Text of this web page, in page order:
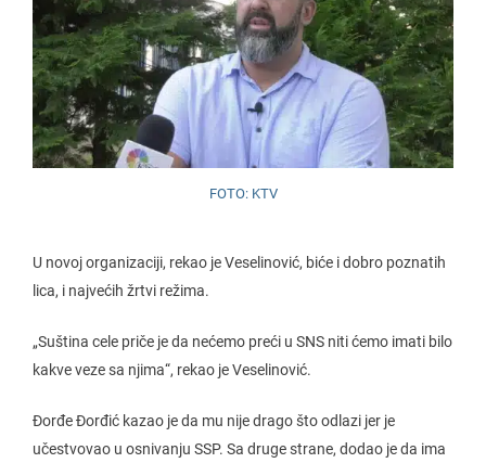
FOTO: KTV
U novoj organizaciji, rekao je Veselinović, biće i dobro poznatih
lica, i najvećih žrtvi režima.
„Suština cele priče je da nećemo preći u SNS niti ćemo imati bilo
kakve veze sa njima“, rekao je Veselinović.
Đorđe Đorđić kazao je da mu nije drago što odlazi jer je
učestvovao u osnivanju SSP. Sa druge strane, dodao je da ima